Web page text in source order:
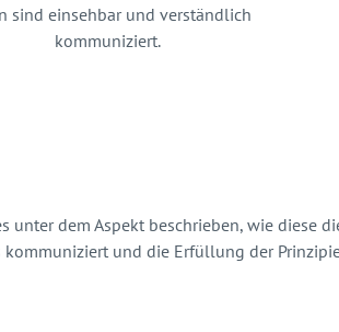
sind einsehbar und verständlich
kommuniziert.
dem Aspekt beschrieben, wie diese
und die Erfüllung der